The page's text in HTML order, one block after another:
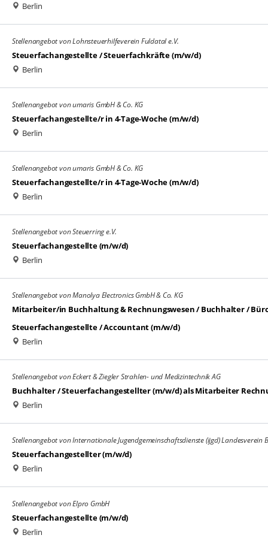
Berlin
Stellenangebot von Lohnsteuerhilfeverein Fuldatal e.V.
Steuerfachangestellte / Steuerfachkräfte (m/w/d)
Berlin
Stellenangebot von umaris GmbH & Co. KG
Steuerfachangestellte/r in 4-Tage-Woche (m/w/d)
Berlin
Stellenangebot von umaris GmbH & Co. KG
Steuerfachangestellte/r in 4-Tage-Woche (m/w/d)
Berlin
Stellenangebot von Steuerring e.V.
Steuerfachangestellte (m/w/d)
Berlin
Stellenangebot von Manolya Electronics GmbH & Co. KG
Mitarbeiter/in Buchhaltung & Rechnungswesen / Buchhalter /
Steuerfachangestellte / Accountant (m/w/d)
Berlin
Stellenangebot von Eckert & Ziegler Strahlen- und Medizintechnik AG
Buchhalter / Steuerfachangestellter (m/w/d) als Mitarbeiter
Berlin
Stellenangebot von Internationale Jugendgemeinschaftsdienste (ijgd) Landesverein
Steuerfachangestellter (m/w/d)
Berlin
Stellenangebot von Elpro GmbH
Steuerfachangestellte (m/w/d)
Berlin